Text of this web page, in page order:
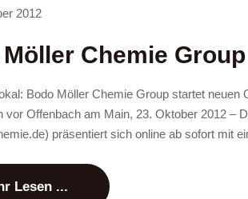
2012
Chemie
Bodo Möller Chemie Group startet
vor Offenbach am Main, 23. Oktober 2012 –
präsentiert sich online ab sofort mit
Lesen ...